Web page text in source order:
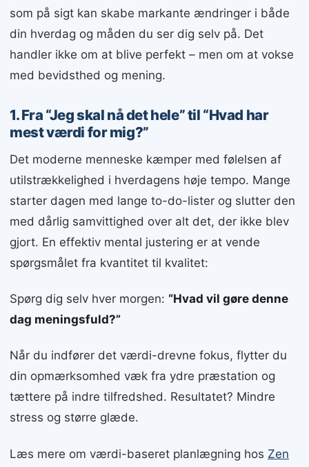
som på sigt kan skabe markante ændringer i både
din hverdag og måden du ser dig selv på. Det
handler ikke om at blive perfekt – men om at vokse
med bevidsthed og mening.
1. Fra “Jeg skal nå det hele” til “Hvad har
mest værdi for mig?”
Det moderne menneske kæmper med følelsen af
utilstrækkelighed i hverdagens høje tempo. Mange
starter dagen med lange to-do-lister og slutter den
med dårlig samvittighed over alt det, der ikke blev
gjort. En effektiv mental justering er at vende
spørgsmålet fra kvantitet til kvalitet:
Spørg dig selv hver morgen: “Hvad vil gøre denne
dag meningsfuld?”
Når du indfører det værdi-drevne fokus, flytter du
din opmærksomhed væk fra ydre præstation og
tættere på indre tilfredshed. Resultatet? Mindre
stress og større glæde.
Læs mere om værdi-baseret planlægning hos Zen